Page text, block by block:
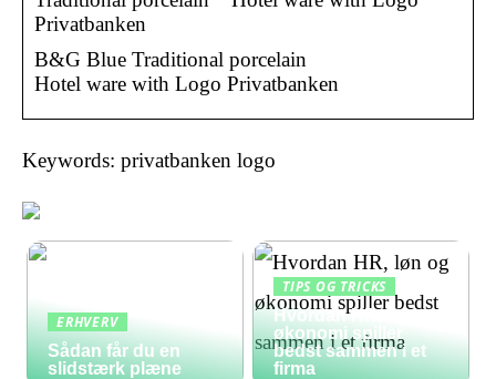
Privatbanken
B&G Blue Traditional porcelain
Hotel ware with Logo Privatbanken
Keywords: privatbanken logo
ERHVERV
Sådan får du en
slidstærk plæne
TIPS OG TRICKS
Hvordan HR, løn og
økonomi spiller
bedst sammen i et
firma